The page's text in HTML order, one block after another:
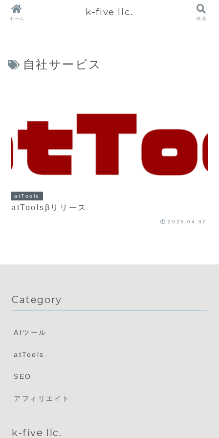
自社サービス
atTools
atToolsβリリース
2025.04.07
Category
AIツール
atTools
SEO
アフィリエイト
k-five llc.
ホーム
k-five llc.
検索